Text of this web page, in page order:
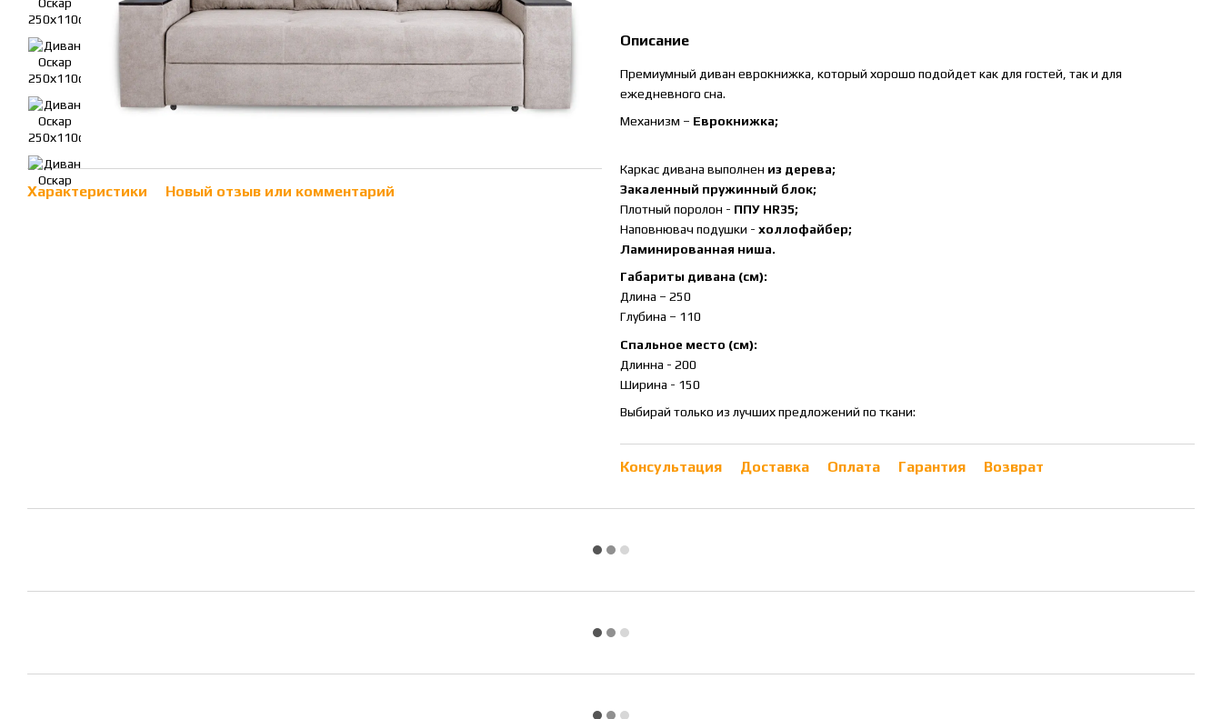
Характеристики Новый отзыв или комментарий
Описание
Премиумный диван еврокнижка, который хорошо подойдет как для гостей, так и для
ежедневного сна.
Механизм – Еврокнижка;
Каркас дивана выполнен из дерева;
Закаленный пружинный блок;
Плотный поролон - ППУ HR35;
Наповнювач подушки - холлофайбер;
Ламинированная ниша.
Габариты дивана (см):
Длина – 250
Глубина – 110
Спальное место (см):
Длинна - 200
Ширина - 150
Выбирай только из лучших предложений по ткани:
Консультация Доставка Оплата Гарантия Возврат